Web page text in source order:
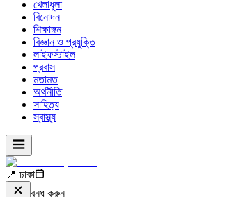
খেলাধুলা
বিনোদন
শিক্ষাঙ্গন
বিজ্ঞান ও প্রযুক্তি
লাইফস্টাইল
প্রবাস
মতামত
অর্থনীতি
সাহিত্য
স্বাস্থ্য
📍 ঢাকা
বন্ধ করুন